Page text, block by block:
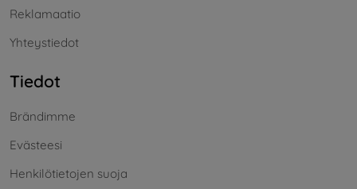
Reklamaatio
Yhteystiedot
Tiedot
Brändimme
Evästeesi
Henkilötietojen suoja